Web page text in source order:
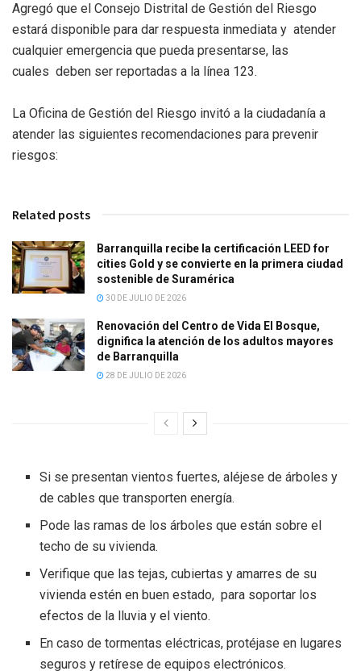
Agregó que el Consejo Distrital de Gestión del Riesgo
estará disponible para dar respuesta inmediata y atender
cualquier emergencia que pueda presentarse, las
cuales deben ser reportadas a la línea 123.
La Oficina de Gestión del Riesgo invitó a la ciudadanía a
atender las siguientes recomendaciones para prevenir
riesgos:
Related posts
Barranquilla recibe la certificación LEED for
cities Gold y se convierte en la primera ciudad
sostenible de Suramérica
30 DE JULIO DE 2026
Renovación del Centro de Vida El Bosque,
dignifica la atención de los adultos mayores
de Barranquilla
28 DE JULIO DE 2026
Si se presentan vientos fuertes, aléjese de árboles y
de cables que transporten energía.
Pode las ramas de los árboles que están sobre el
techo de su vivienda.
Verifique que las tejas, cubiertas y amarres de su
vivienda estén en buen estado, para soportar los
efectos de la lluvia y el viento.
En caso de tormentas eléctricas, protéjase en lugares
seguros y retírese de equipos electrónicos.